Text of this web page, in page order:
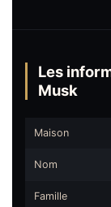
Les
Musk
Maison
Nom
Famille